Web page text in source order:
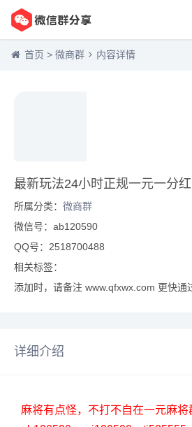
首页 > 微商群 内容详情
最新玩法24小时正规一元一分
所属分类： 微商群
微信号：ab120590
QQ号：2518700488
相关标签：
添加时，请备注 www.qfxwx.com 更快通
详细介绍
麻将有点怪，不打不自在一元麻将